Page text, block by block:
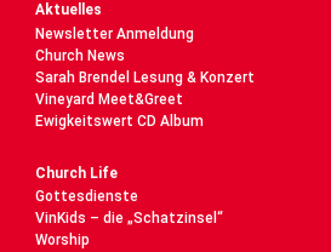
Aktuelles
Newsletter Anmeldung
Church News
Sarah Brendel Lesung & Konzert
Vineyard Meet&Greet
Ewigkeitswert CD Album
Church Life
Gottesdienste
VinKids – die „Schatzinsel“
Worship